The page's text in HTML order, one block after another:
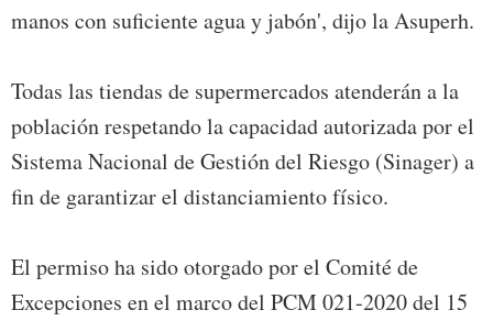
manos con suficiente agua y jabón', dijo la Asuperh.
Todas las tiendas de supermercados atenderán a la
población respetando la capacidad autorizada por el
Sistema Nacional de Gestión del Riesgo (Sinager) a
fin de garantizar el distanciamiento físico.
El permiso ha sido otorgado por el Comité de
Excepciones en el marco del PCM 021-2020 del 15